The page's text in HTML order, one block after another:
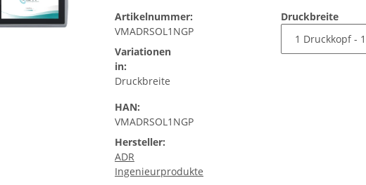
Artikelnummer:
VMADRSOL1NGP
Variationen
in:
Druckbreite
HAN:
VMADRSOL1NGP
Hersteller:
ADR
Ingenieurprodukte
Druckbreite